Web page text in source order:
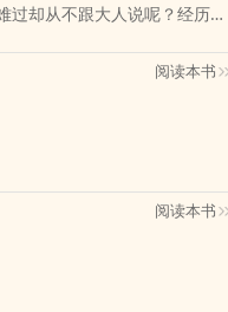
运。
智慧，重新掌握人生，成为真
过却从不跟大人说呢？经历过
多留一点建议吧！我会继续努
阅读本书
现实生活相反
阅读本书